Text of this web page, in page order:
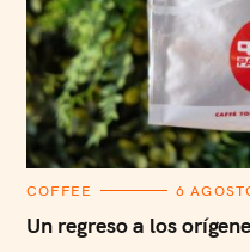
C
T
E
COFFEE 6
Un regreso a los